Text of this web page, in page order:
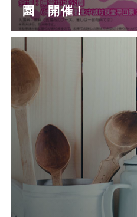
園 開催！